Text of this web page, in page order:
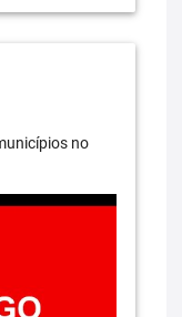
no